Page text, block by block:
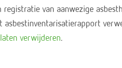
van aanwezige
asbestinventarisatierapport
verwijderen.